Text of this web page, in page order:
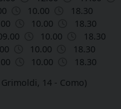
10.00
18.30
10.00
18.30
10.00
18.30
10.00
18.30
10.00
18.30
14 - Como)